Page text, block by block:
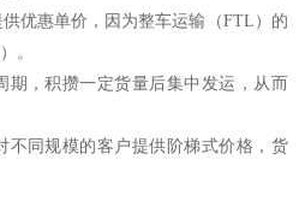
优惠单价，因为整车运输（FTL）的
。
期，积攒一定货量后集中发运，从而
不同规模的客户提供阶梯式价格，货